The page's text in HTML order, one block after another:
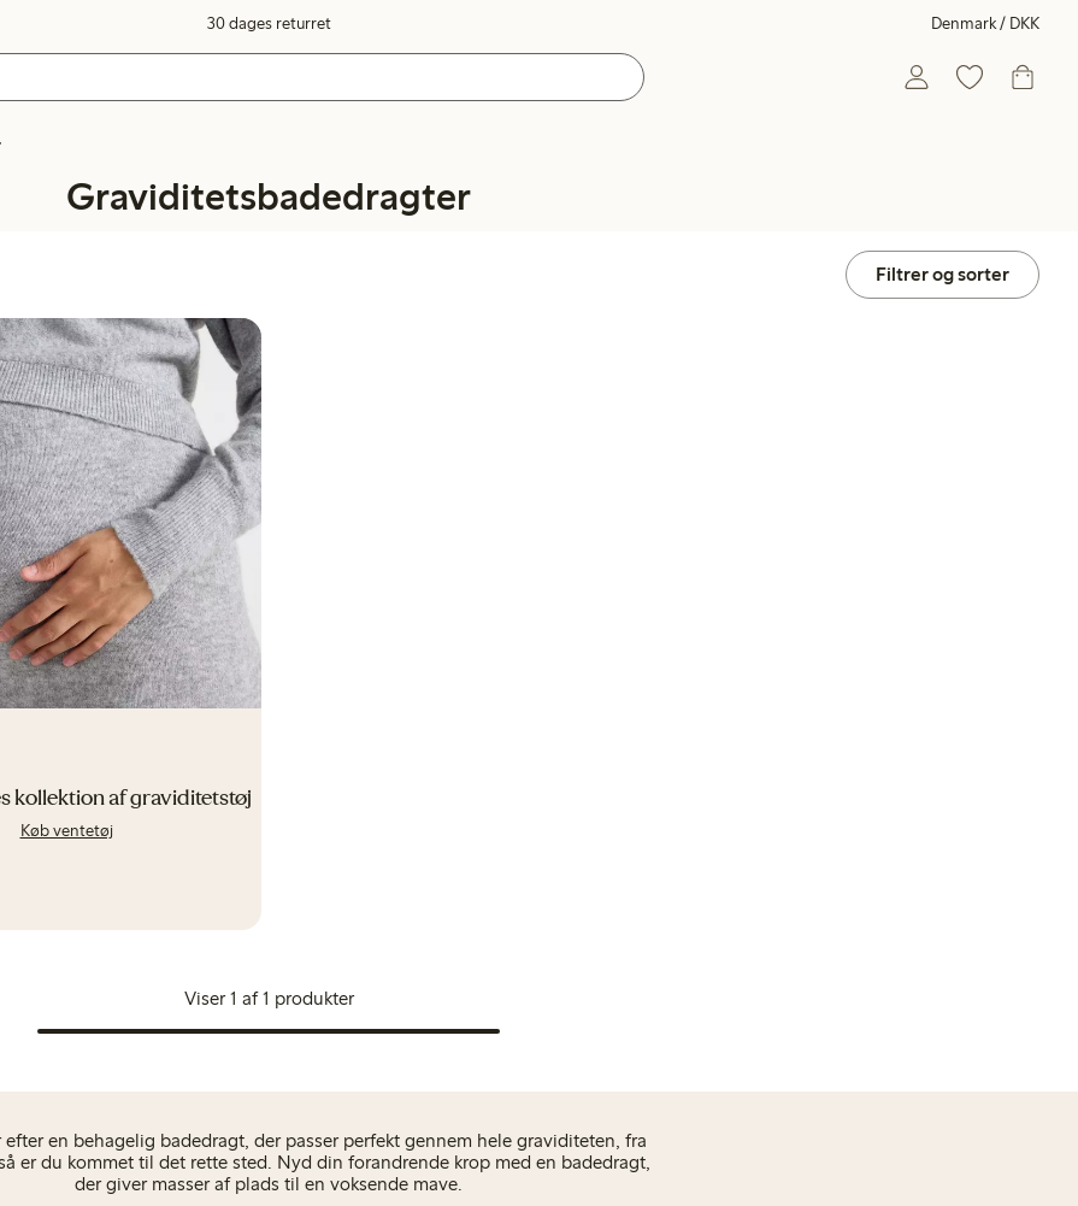
30 dages returret Denmark / DKK
Graviditetsbadedragter
Filtrer og sorter
kollektion af graviditetstøj
Køb ventetøj
Viser 1 af 1 produkter
en behagelig badedragt, der passer perfekt gennem hele graviditeten, fra
er du kommet til det rette sted. Nyd din forandrende krop med en badedragt,
der giver masser af plads til en voksende mave.